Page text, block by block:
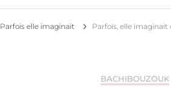
Parfois elle imaginait Parfois, elle imaginait
BACHIBOUZOUK